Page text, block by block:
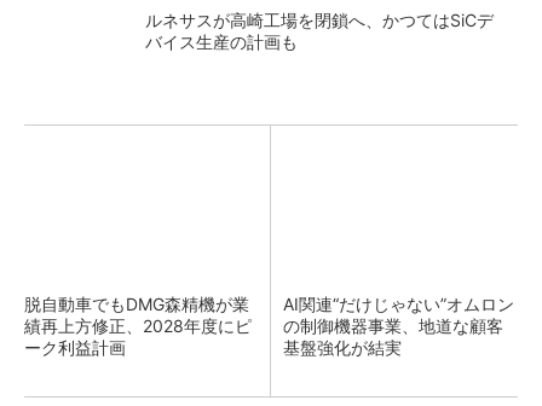
ルネサスが高崎工場を閉鎖へ、かつてはSiCデ
バイス生産の計画も
脱自動車でもDMG森精機が業
績再上方修正、2028年度にピ
ーク利益計画
AI関連“だけじゃない”オムロン
の制御機器事業、地道な顧客
基盤強化が結実